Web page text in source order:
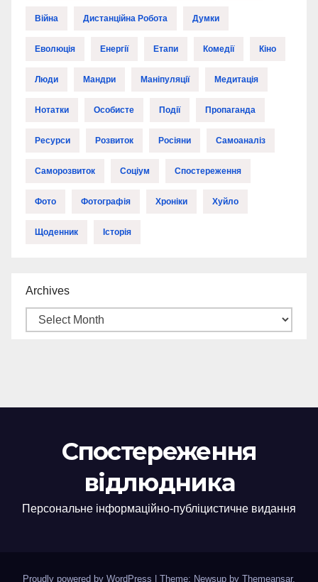
Війна Дистанційна Робота Думки
Еволюція Енергії Етапи Комедії Кіно
Люди Мандри Маніпуляції Медитація
Нотатки Особисте Події Пропаганда
Ресурси Розвиток Росіяни Самоаналіз
Саморозвиток Соціум Спостереження
Фото Фотографія Хроніки Хуйло
Щоденник Історія
Archives
Спостереження
відлюдника
Персональне інформаційно-публіцистичне видання
Proudly powered by WordPress Theme: Newsup by Themeansar.